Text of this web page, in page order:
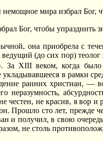
мира избрал Бог,
Бог, чтобы упразднить
она приобрела с
(до сих пор)
XIII веком, когда было
в рамки
ранних христиан, —
неразумность,
честен, не красив, я вор
Прошло сто лет,
и получил, в свою
не столь